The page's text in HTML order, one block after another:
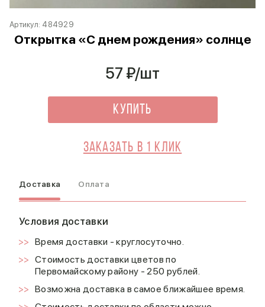
Артикул: 484929
Открытка «С днем рождения» солнце
57 ₽/шт
Купить
Заказать в 1 клик
Доставка Оплата
Условия доставки
Время доставки - круглосуточно.
Стоимость доставки цветов по
Первомайскому району - 250 рублей.
Возможна доставка в самое ближайшее время.